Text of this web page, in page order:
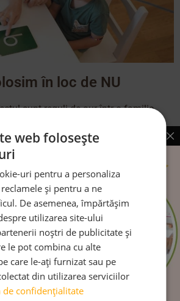
în loc de NU
sunt reguli de aur într-o familie.
CITEȘTE MAI MULT
pe:
web folosește
uri pentru a personaliza
și pentru a ne
De asemenea, împărtășim
utilizarea site-ului
noștri de publicitate și
le pot combina cu alte
care le-ați furnizat sau pe
din utilizarea serviciilor
de confidențialitate